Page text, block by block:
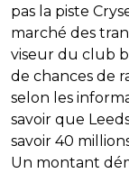
pas la piste
marché des
viseur du club
de chances de
selon les
savoir que
savoir 40
Un montant